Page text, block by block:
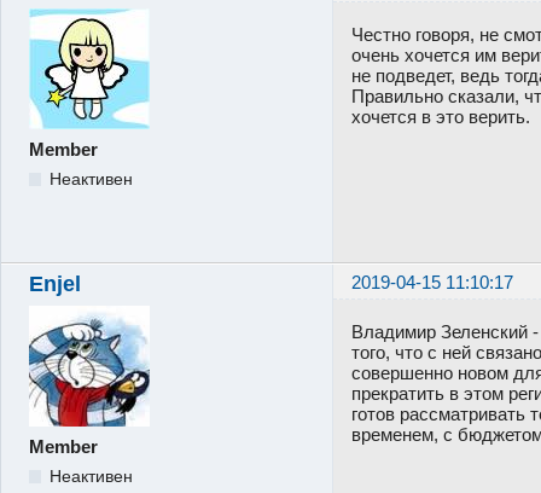
Member
Неактивен
Честно говоря, не
очень хочется им
не подведет, ведь
Правильно сказали,
хочется в это верить.
Enjel 2019-04-15 11:10:17
Member
Неактивен
Владимир Зеленский -
того, что с ней
совершенно новом
прекратить в этом
готов
временем, с